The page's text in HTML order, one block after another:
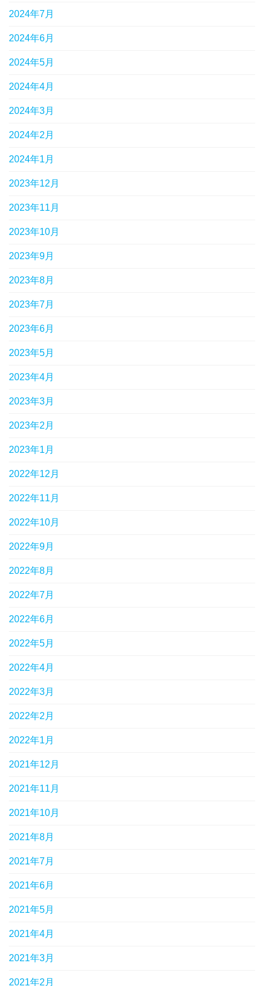
2024年7月
2024年6月
2024年5月
2024年4月
2024年3月
2024年2月
2024年1月
2023年12月
2023年11月
2023年10月
2023年9月
2023年8月
2023年7月
2023年6月
2023年5月
2023年4月
2023年3月
2023年2月
2023年1月
2022年12月
2022年11月
2022年10月
2022年9月
2022年8月
2022年7月
2022年6月
2022年5月
2022年4月
2022年3月
2022年2月
2022年1月
2021年12月
2021年11月
2021年10月
2021年8月
2021年7月
2021年6月
2021年5月
2021年4月
2021年3月
2021年2月